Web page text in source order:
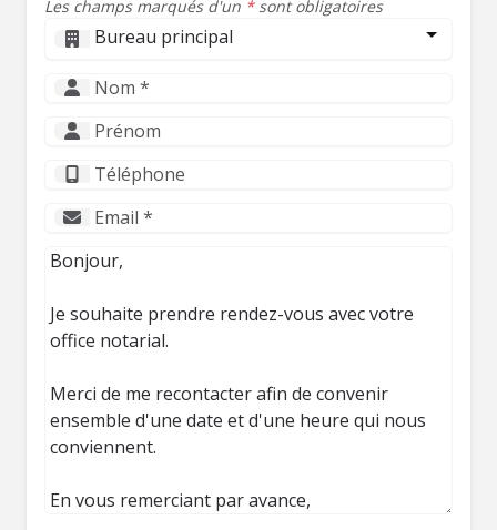
Les champs marqués d'un *sont obligatoires
Bureau principal